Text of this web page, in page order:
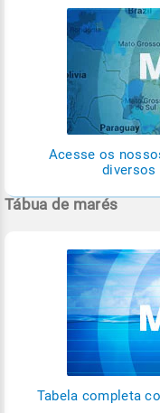
Acesse os
diversos
Tábua de marés
Tabela completa